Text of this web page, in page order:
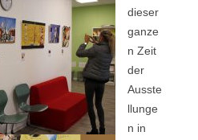
dieser
ganze
n Zeit
der
Ausste
llunge
n in